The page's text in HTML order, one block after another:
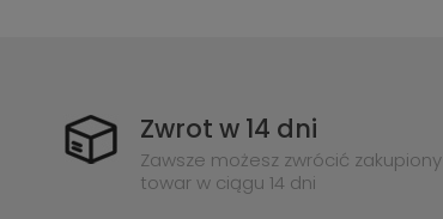
Zwrot w 14 dni
Zawsze możesz zwrócić zakupiony
towar w ciągu 14 dni